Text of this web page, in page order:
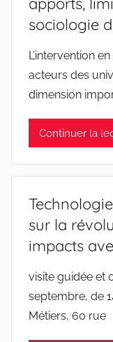
sociologie
L’intervention
acteurs des
dimension
Continuer la
sur la
impacts
visite guidée et
septembre, de
Métiers, 60 rue